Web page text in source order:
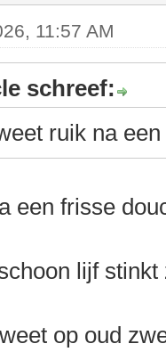
11:57 AM
schreef:
ruik na
een frisse
lijf stinkt
op oud